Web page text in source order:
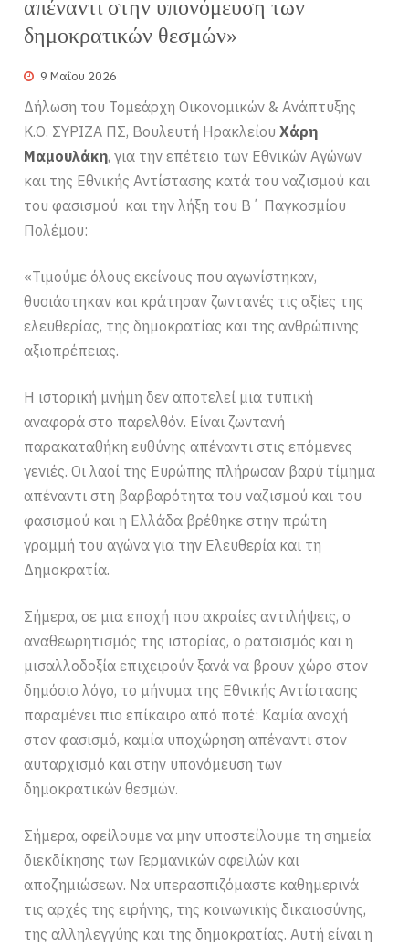
απέναντι στην υπονόμευση των
δημοκρατικών θεσμών»
9 Μαΐου 2026
Δήλωση του Τομεάρχη Οικονομικών & Ανάπτυξης
Κ.Ο. ΣΥΡΙΖΑ ΠΣ, Βουλευτή ΗρακλείουΧάρη
Μαμουλάκη, για την επέτειο των Εθνικών Αγώνων
και της Εθνικής Αντίστασης κατά του ναζισμού και
του φασισμού και την λήξη του Β΄ Παγκοσμίου
Πολέμου:
«Τιμούμε όλους εκείνους που αγωνίστηκαν,
θυσιάστηκαν και κράτησαν ζωντανές τις αξίες της
ελευθερίας, της δημοκρατίας και της ανθρώπινης
αξιοπρέπειας.
Η ιστορική μνήμη δεν αποτελεί μια τυπική
αναφορά στο παρελθόν. Είναι ζωντανή
παρακαταθήκη ευθύνης απέναντι στις επόμενες
γενιές. Οι λαοί της Ευρώπης πλήρωσαν βαρύ τίμημα
απέναντι στη βαρβαρότητα του ναζισμού και του
φασισμού και η Ελλάδα βρέθηκε στην πρώτη
γραμμή του αγώνα για την Ελευθερία και τη
Δημοκρατία.
Σήμερα, σε μια εποχή που ακραίες αντιλήψεις, ο
αναθεωρητισμός της ιστορίας, ο ρατσισμός και η
μισαλλοδοξία επιχειρούν ξανά να βρουν χώρο στον
δημόσιο λόγο, το μήνυμα της Εθνικής Αντίστασης
παραμένει πιο επίκαιρο από ποτέ: Καμία ανοχή
στον φασισμό, καμία υποχώρηση απέναντι στον
αυταρχισμό και στην υπονόμευση των
δημοκρατικών θεσμών.
Σήμερα, οφείλουμε να μην υποστείλουμε τη σημεία
διεκδίκησης των Γερμανικών οφειλών και
αποζημιώσεων. Να υπερασπιζόμαστε καθημερινά
τις αρχές της ειρήνης, της κοινωνικής δικαιοσύνης,
της αλληλεγγύης και της δημοκρατίας. Αυτή είναι η